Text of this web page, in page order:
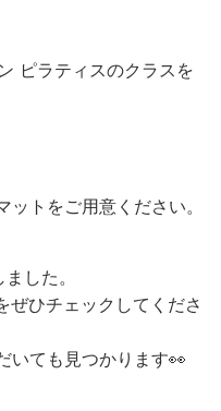
ピラティスのクラスを
トをご用意ください。
した。
ひチェックしてくださ
いても見つかります👀